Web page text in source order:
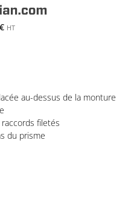
€ HT
au-dessus de la monture
filetés
du prisme